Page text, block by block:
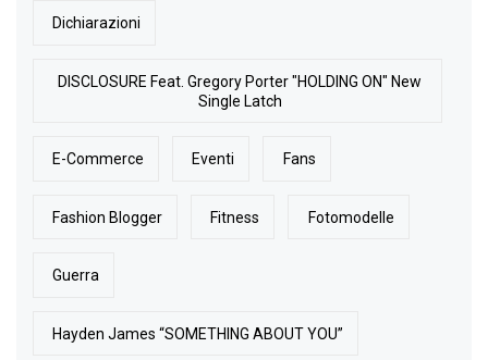
Dichiarazioni
DISCLOSURE Feat. Gregory Porter "HOLDING ON" New
Single Latch
E-Commerce Eventi Fans
Fashion Blogger Fitness Fotomodelle
Guerra
Hayden James “SOMETHING ABOUT YOU”